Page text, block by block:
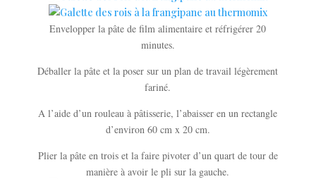
Envelopper la pâte de film alimentaire et réfrigérer 20
minutes.
Déballer la pâte et la poser sur un plan de travail légèrement
fariné.
A l’aide d’un rouleau à pâtisserie, l’abaisser en un rectangle
d’environ 60 cm x 20 cm.
Plier la pâte en trois et la faire pivoter d’un quart de tour de
manière à avoir le pli sur la gauche.